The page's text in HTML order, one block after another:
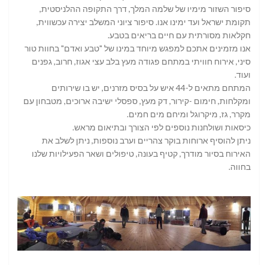
סיפור השזור מימיו של שלמה המלך, דרך התקופה ההלניסטית,
תקומת ישראל ועד ימינו אנו. סיפור ציוני המשלב יצירה עכשווית,
חקלאות מסורתית עם חיים בריאים בטבע.
אנו מזמינים אתכם למפגש מיוחד במינו של "טבע ואדם" בחוות טור
סיני, אירוח חוויתי במתחם פגודה מעץ בלב עצי אגוז, חרוב, גפנים
ועוד.
המתחם מתאים ל-44 איש על בסיס מזרנים, יש בו שירותים
ומקלחות, חימום -קירור, דק מעץ, ספסלי ישיבה ארוכים, מטבחון עם
מקרר, גז, מיקרוגל ומיחם מים חמים.
כיסאות ושולחנות נוספים לפי הצורך ובתיאום מראש.
ניתן להוסיף ארוחות בוקר צהריים וערב נוספות, ניתן לשלב את
האירוח בסיור מודרך, קטיף בעונה, טיפולים ושאר הפעילויות שלנו
בחווה.